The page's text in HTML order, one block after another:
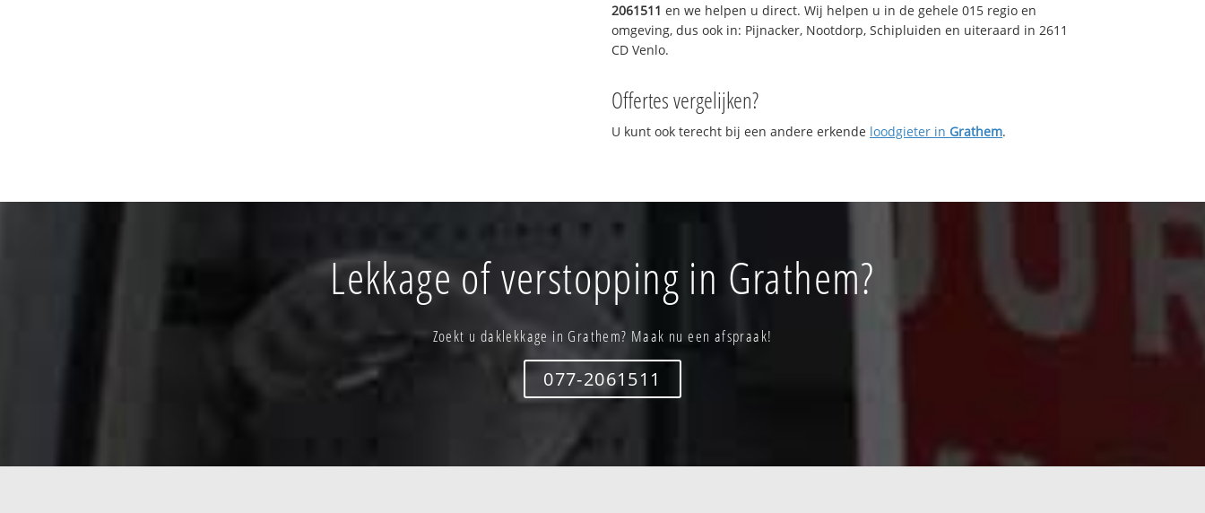
2061511 en we helpen u direct. Wij helpen u in de gehele 015 regio en
omgeving, dus ook in: Pijnacker, Nootdorp, Schipluiden en uiteraard in 2611
CD Venlo.
Offertes vergelijken?
U kunt ook terecht bij een andere erkende loodgieter in Grathem.
Lekkage of verstopping in Grathem?
Zoekt u daklekkage in Grathem? Maak nu een afspraak!
077-2061511